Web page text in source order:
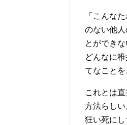
「こんな
のない他
とができな
どんなに
てなことを
これとは
方法らしい
狂い死にし